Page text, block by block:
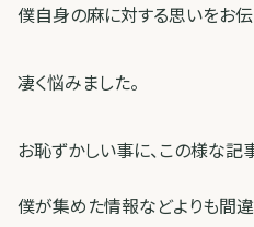
僕自身の麻に対する思いをお伝
凄く悩みました。
お恥ずかしい事に、この様な記
僕が集めた情報などよりも間